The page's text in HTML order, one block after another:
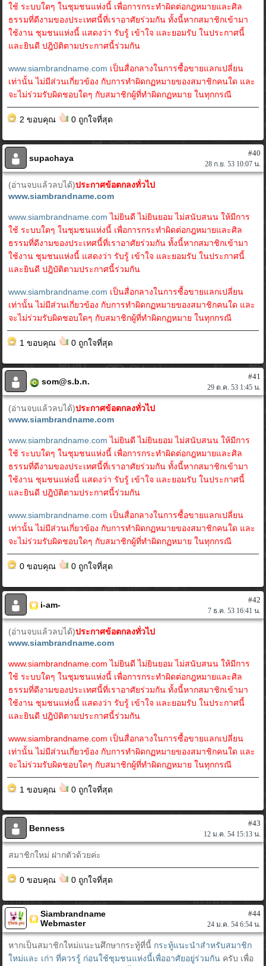
ใช้ ระบบใดๆ ในชุมชนแห่งนี้ เพื่อการกระทำผิดต่อกฎหมายและศิล
ธรรมที่ดีงามของประเทศนี้ที่เราอาศัยร่วมกัน ทั้งนี้หากสมาชิกเข้ามา
ใช้งาน ชุมชนแห่งนี้ แสดงว่า รับรู้ เข้าใจ และยอมรับ ในประกาศนี้
และยินดี ปฎิบัติตามประกาศนี้ร่วมกัน
www.siambrandname.com เป็นสื่อกลางในการซื้อขายแลกเปลี่ยน
เท่านั้น ไม่มีส่วนเกี่ยวข้อง กับการทำผิดกฏหมายของสมาชิกคนใด และ
จะไม่ร่วมรับผิดชอบใดๆ กับสมาชิกผู้ที่ทำผิดกฏหมาย ในทุกกรณี
2 ขอบคุณ 0 ถูกใจที่สุด
supachaya
#40
28 ก.ย. 53 10:07 น.
(อ่านจบแล้วลบได้)ประกาศข้อตกลงทั่วไป
www.siambrandname.com
www.siambrandname.com ไม่ยินดี ไม่ยินยอม ไม่สนับสนน ให้มีการ
ใช้ ระบบใดๆ ในชุมชนแห่งนี้ เพื่อการกระทำผิดต่อกฎหมายและศิล
ธรรมที่ดีงามของประเทศนี้ที่เราอาศัยร่วมกัน ทั้งนี้หากสมาชิกเข้ามา
ใช้งาน ชุมชนแห่งนี้ แสดงว่า รับรู้ เข้าใจ และยอมรับ ในประกาศนี้
และยินดี ปฎิบัติตามประกาศนี้ร่วมกัน
www.siambrandname.com เป็นสื่อกลางในการซื้อขายแลกเปลี่ยน
เท่านั้น ไม่มีส่วนเกี่ยวข้อง กับการทำผิดกฏหมายของสมาชิกคนใด และ
จะไม่ร่วมรับผิดชอบใดๆ กับสมาชิกผู้ที่ทำผิดกฏหมาย ในทุกกรณี
1 ขอบคุณ 0 ถูกใจที่สุด
som@s.b.n.
#41
29 ต.ค. 53 1:45 น.
(อ่านจบแล้วลบได้)ประกาศข้อตกลงทั่วไป
www.siambrandname.com
www.siambrandname.com ไม่ยินดี ไม่ยินยอม ไม่สนับสนน ให้มีการ
ใช้ ระบบใดๆ ในชุมชนแห่งนี้ เพื่อการกระทำผิดต่อกฎหมายและศิล
ธรรมที่ดีงามของประเทศนี้ที่เราอาศัยร่วมกัน ทั้งนี้หากสมาชิกเข้ามา
ใช้งาน ชุมชนแห่งนี้ แสดงว่า รับรู้ เข้าใจ และยอมรับ ในประกาศนี้
และยินดี ปฎิบัติตามประกาศนี้ร่วมกัน
www.siambrandname.com เป็นสื่อกลางในการซื้อขายแลกเปลี่ยน
เท่านั้น ไม่มีส่วนเกี่ยวข้อง กับการทำผิดกฏหมายของสมาชิกคนใด และ
จะไม่ร่วมรับผิดชอบใดๆ กับสมาชิกผู้ที่ทำผิดกฏหมาย ในทุกกรณี
0 ขอบคุณ 0 ถูกใจที่สุด
i-am-
#42
7 ธ.ค. 53 16:41 น.
(อ่านจบแล้วลบได้)ประกาศข้อตกลงทั่วไป
www.siambrandname.com
www.siambrandname.com ไม่ยินดี ไม่ยินยอม ไม่สนับสนน ให้มีการ
ใช้ ระบบใดๆ ในชุมชนแห่งนี้ เพื่อการกระทำผิดต่อกฎหมายและศิล
ธรรมที่ดีงามของประเทศนี้ที่เราอาศัยร่วมกัน ทั้งนี้หากสมาชิกเข้ามา
ใช้งาน ชุมชนแห่งนี้ แสดงว่า รับรู้ เข้าใจ และยอมรับ ในประกาศนี้
และยินดี ปฎิบัติตามประกาศนี้ร่วมกัน
www.siambrandname.com เป็นสื่อกลางในการซื้อขายแลกเปลี่ยน
เท่านั้น ไม่มีส่วนเกี่ยวข้อง กับการทำผิดกฏหมายของสมาชิกคนใด และ
จะไม่ร่วมรับผิดชอบใดๆ กับสมาชิกผู้ที่ทำผิดกฏหมาย ในทุกกรณี
1 ขอบคุณ 0 ถูกใจที่สุด
Benness
#43
12 ม.ค. 54 15:13 น.
สมาชิกใหม่ ฝากตัวด้วยค่ะ
0 ขอบคุณ 0 ถูกใจที่สุด
Siambrandname
Webmaster
#44
24 ม.ค. 54 6:54 น.
หากเป็นสมาชิกใหม่แนะนศึกษากระทู้ที่นี้ กระทู้แนะนำสำหรับสมาชิก
ใหม่และ เก่า ที่ควรรู้ ก่อนใช้ชุมชนแห่งนี้เพื่ออาศัยอยู่ร่วมกัน ครับ เพื่อ